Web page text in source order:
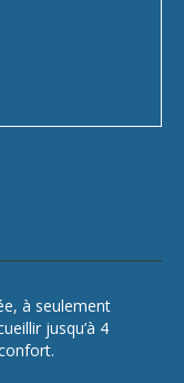
à seulement
jusqu’à 4